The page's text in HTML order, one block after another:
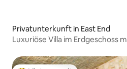
Privatunterkunft in East End
Luxuriöse Villa im Erdgeschoss